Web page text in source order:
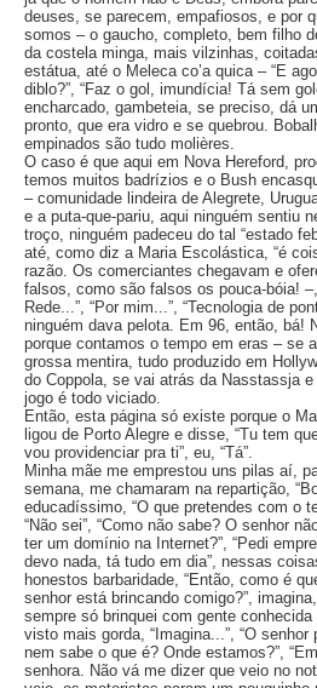
deuses, se parecem, empafiosos, e por
somos – o gaucho, completo, bem filho
da costela minga, mais vilzinhas,
estátua, até o Meleca co’a quica – “E
diblo?”, “Faz o gol, imundícia! Tá sem
encharcado, gambeteia, se preciso, dá
pronto, que era vidro e se quebrou.
empinados são tudo molières.
O caso é que aqui em Nova Hereford,
temos muitos badrízios e o Bush
– comunidade lindeira de Alegrete,
e a puta-que-pariu, aqui ninguém sentiu
troço, ninguém padeceu do tal “estado
até, como diz a Maria Escolástica, “é
razão. Os comerciantes chegavam e
falsos, como são falsos os pouca-bóia!
Rede...”, “Por mim...”, “Tecnologia de
ninguém dava pelota. Em 96, então, bá!
porque contamos o tempo em eras – se
grossa mentira, tudo produzido em
do Coppola, se vai atrás da Nasstassja
jogo é todo viciado.
Então, esta página só existe porque o
ligou de Porto Alegre e disse, “Tu tem
vou providenciar pra ti”, eu, “Tá”.
Minha mãe me emprestou uns pilas aí,
semana, me chamaram na repartição,
educadíssimo, “O que pretendes com o
“Não sei”, “Como não sabe? O senhor
ter um domínio na Internet?”, “Pedi
devo nada, tá tudo em dia”, nessas
honestos barbaridade, “Então, como é
senhor está brincando comigo?”,
sempre só brinquei com gente
visto mais gorda, “Imagina...”, “O
nem sabe o que é? Onde estamos?”,
senhora. Não vá me dizer que veio no